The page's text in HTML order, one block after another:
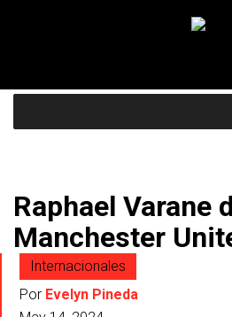
Raphael Varane
Manchester
Internacionales
Por Evelyn Pineda